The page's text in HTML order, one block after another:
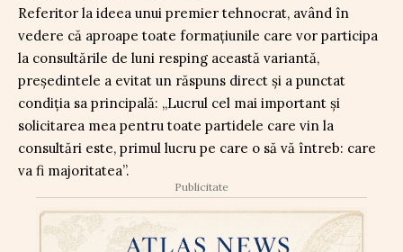
Referitor la ideea unui premier tehnocrat, având în
vedere că aproape toate formațiunile care vor participa
la consultările de luni resping această variantă,
președintele a evitat un răspuns direct și a punctat
condiția sa principală: „Lucrul cel mai important și
solicitarea mea pentru toate partidele care vin la
consultări este, primul lucru pe care o să vă întreb: care
va fi majoritatea”.
Publicitate